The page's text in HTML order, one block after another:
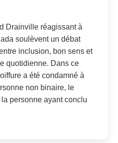
Drainville réagissant à
soulèvent un débat
inclusion, bon sens et
quotidienne. Dans ce
a été condamné à
non binaire, le
personne ayant conclu